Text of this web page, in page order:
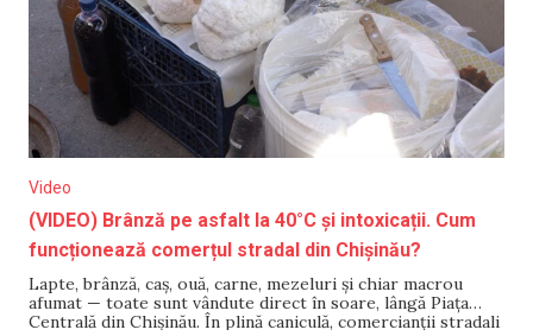
Video
(VIDEO) Brânză pe asfalt la 40°C și intoxicații. Cum
funcționează comerțul stradal din Chișinău?
Lapte, brânză, caș, ouă, carne, mezeluri și chiar macrou
afumat — toate sunt vândute direct în soare, lângă Piața
Centrală din Chișinău. În plină caniculă, comercianții stradali